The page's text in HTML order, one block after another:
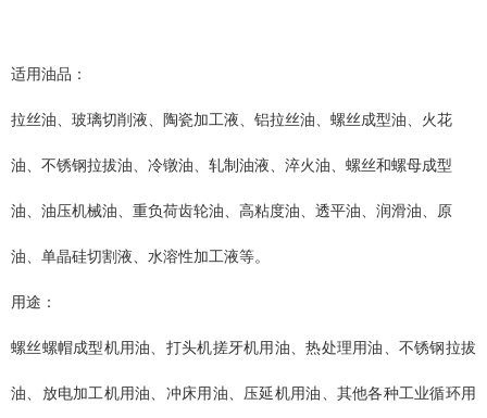
适用油品：
拉丝油、玻璃切削液、陶瓷加工液、铝拉丝油、螺丝成型油、火花
油、不锈钢拉拔油、冷镦油、轧制油液、淬火油、螺丝和螺母成型
油、油压机械油、重负荷齿轮油、高粘度油、透平油、润滑油、原
油、单晶硅切割液、水溶性加工液等。
用途：
螺丝螺帽成型机用油、打头机搓牙机用油、热处理用油、不锈钢拉拔
油、放电加工机用油、冲床用油、压延机用油、其他各种工业循环用